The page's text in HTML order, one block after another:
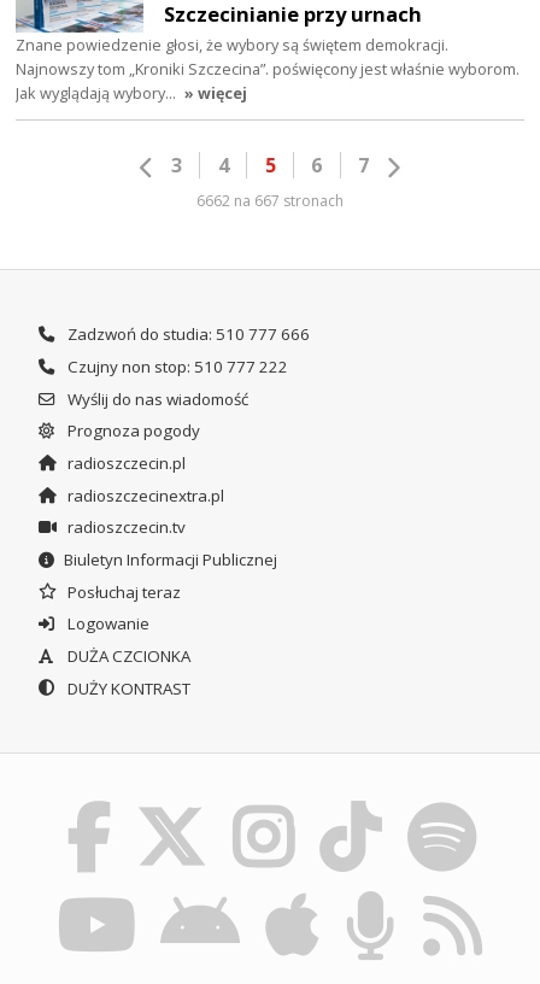
Szczecinianie przy urnach
Znane powiedzenie głosi, że wybory są świętem demokracji.
Najnowszy tom „Kroniki Szczecina”. poświęcony jest właśnie wyborom.
Jak wyglądają wybory… » więcej
3 4 5 6 7
6662 na 667 stronach
Zadzwoń do studia: 510 777 666
Czujny non stop: 510 777 222
Wyślij do nas wiadomość
Prognoza pogody
radioszczecin.pl
radioszczecinextra.pl
radioszczecin.tv
Biuletyn Informacji Publicznej
Posłuchaj teraz
Logowanie
DUŻA CZCIONKA
DUŻY KONTRAST